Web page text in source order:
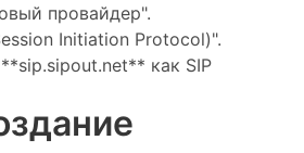
провайдер".
Initiation Protocol)".
как SIP